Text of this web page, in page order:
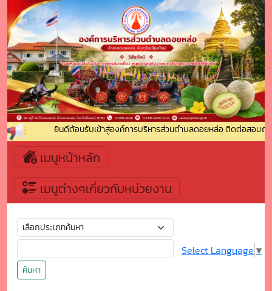
ยินดีต้อนรับเข้าสู่องค์การบริหารส่วนตำบลดอยหล่อ ติดต่อสอบถา
เมนูหน้าหลัก
เมนูต่างๆเกี่ยวกับหน่วยงาน
ค้นหา
Select Language ▼